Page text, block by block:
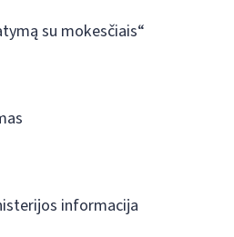
su mokesčiais“
informacija